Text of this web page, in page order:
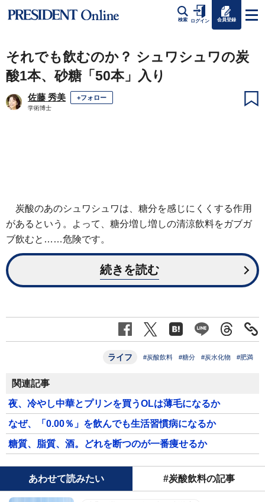
検索 ログイン 会員登録
それでも飲むのか？ シュワシュワの炭
酸1本、砂糖「50本」入り
佐藤 秀美 +フォロー
学術博士
炭酸のあのシュワシュワは、糖分を感じにくくする作用
があるという。よって、糖分増し増しの清涼飲料をガブガ
ブ飲むと……危険です。
続きを読む
ライフ #炭酸飲料 #糖分 #炭水化物 #肥満
関連記事
夜、冷やし中華とプリンを買うOLは薄毛になるか
なぜ、「0.00％」を飲んでも生活習慣病になるか
糖質、脂質、酒。どれを断つのが一番痩せるか
あわせて読みたい #炭酸飲料の記事